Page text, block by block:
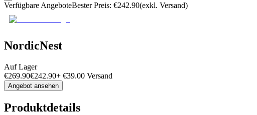
Verfügbare AngeboteBester Preis: €242.90(exkl. Versand)
NordicNest
Auf Lager
€269.90€242.90+ €39.00 Versand
Angebot ansehen
Produktdetails